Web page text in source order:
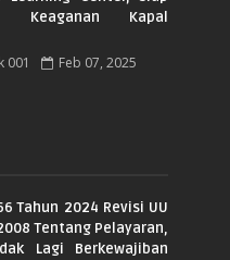
Keaganan Kapal
001 Feb 07, 2025
Tahun 2024 Revisi UU
Tentang Pelayaran,
Lagi Berkewajiban